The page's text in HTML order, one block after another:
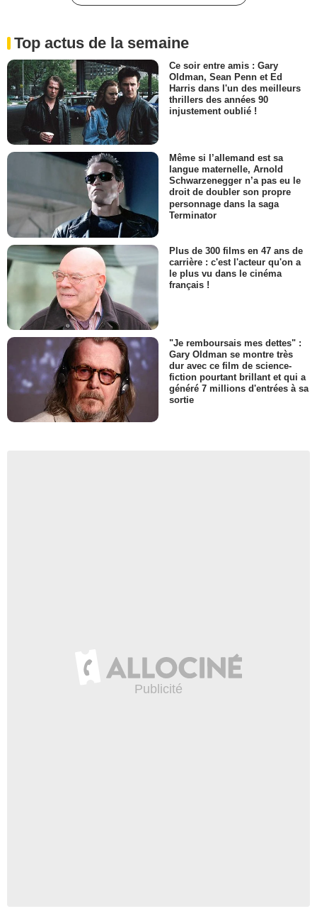
Top actus de la semaine
Ce soir entre amis : Gary
Oldman, Sean Penn et Ed
Harris dans l'un des meilleurs
thrillers des années 90
injustement oublié !
Même si l’allemand est sa
langue maternelle, Arnold
Schwarzenegger n’a pas eu le
droit de doubler son propre
personnage dans la saga
Terminator
Plus de 300 films en 47 ans de
carrière : c'est l'acteur qu'on a
le plus vu dans le cinéma
français !
"Je remboursais mes dettes" :
Gary Oldman se montre très
dur avec ce film de science-
fiction pourtant brillant et qui a
généré 7 millions d'entrées à sa
sortie